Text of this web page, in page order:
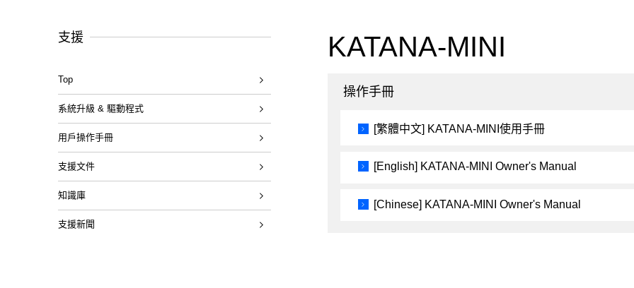
KATANA-MINI
操作手冊
[繁體中文] KATANA-MINI使用手冊
[English] KATANA-MINI Owner's Manual
[Chinese] KATANA-MINI Owner's Manual
支援
Top
系統升級 & 驅動程式
用戶操作手冊
支援文件
知識庫
支援新聞